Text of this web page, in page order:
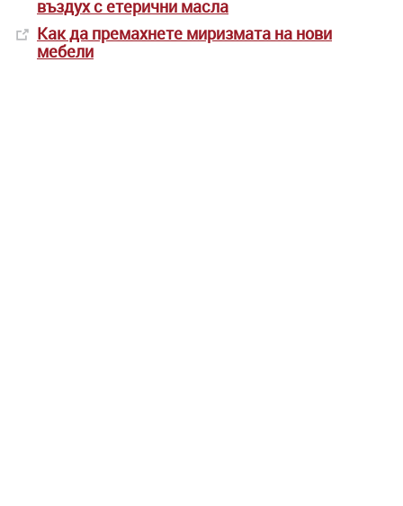
въздух с етерични масла
Как да премахнете миризмата на нови
мебели